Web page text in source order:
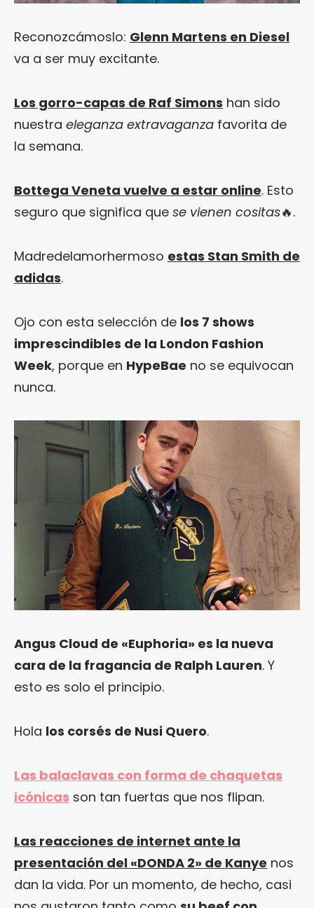
Reconozcámoslo: Glenn Martens en Diesel
va a ser muy excitante.
Los gorro-capas de Raf Simons han sido
nuestra eleganza extravaganza favorita de
la semana.
Bottega Veneta vuelve a estar online. Esto
seguro que significa que se vienen cositas🔥.
Madredelamorhermoso estas Stan Smith de
adidas.
Ojo con esta selección de los 7 shows
imprescindibles de la London Fashion
Week, porque en HypeBae no se equivocan
nunca.
Angus Cloud de «Euphoria» es la nueva
cara de la fragancia de Ralph Lauren. Y
esto es solo el principio.
Hola los corsés de Nusi Quero.
Las balaclavas con forma de chaquetas
icónicas son tan fuertas que nos flipan.
Las reacciones de internet ante la
presentación del «DONDA 2» de Kanye nos
dan la vida. Por un momento, de hecho, casi